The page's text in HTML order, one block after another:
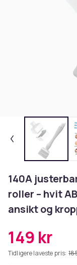
140A
roller – hvit
ansikt og
149 kr
Tidligere laveste pris: